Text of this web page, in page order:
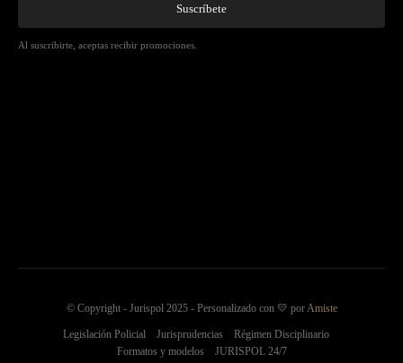
Suscríbete
Al suscribirte, aceptas recibir promociones.
© Copyright - Jurispol 2025 - Personalizado con 💛 porAmiste
Legislación Policial Jurisprudencias
Régimen Disciplinario
Formatos y modelos
JURISPOL 24/7